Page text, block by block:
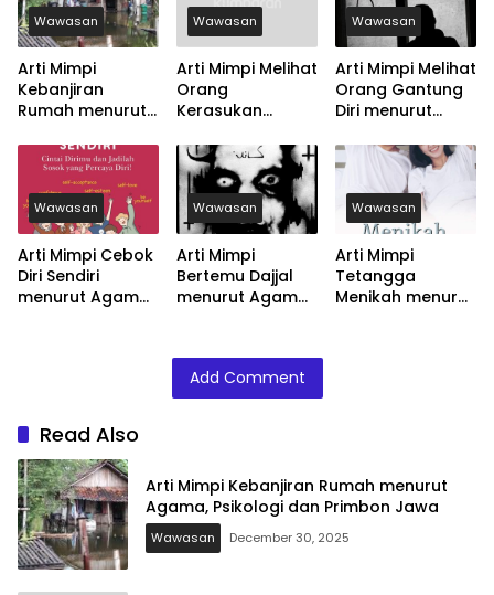
Wawasan
Arti Mimpi
Kebanjiran
Rumah menurut
dan Primbon
Jawa
Wawasan
Arti Mimpi Melihat
Orang
Kerasukan
Psikologi dan
Primbon Jawa
Wawasan
Arti Mimpi Melihat
Orang Gantung
Diri menurut
dan Primbon
Jawa
Wawasan
Arti Mimpi Cebok
Diri Sendiri
menurut Agama,
Wawasan
Arti Mimpi
Bertemu Dajjal
menurut Agama,
Wawasan
Arti Mimpi
Tetangga
Menikah menurut
Add Comment
Read Also
Arti Mimpi Kebanjiran Rumah menurut
Agama, Psikologi dan Primbon Jawa
Wawasan December 30, 2025